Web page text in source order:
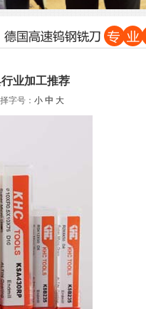
行业加工推荐
字号： 小 中 大